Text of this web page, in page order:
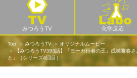
みつろうTV 化学反応
Top みつろうTV
オリジナルムービー
【みつろうTV393話】「ヨーガ行者の王」成瀬雅春
と」（シリーズ4回目）